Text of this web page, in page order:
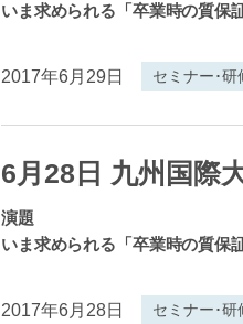
いま求められる「卒業時の質保
2017年6月29日 セミナー･研
6月28日 九州国際
演題
いま求められる「卒業時の質保
2017年6月28日 セミナー･研